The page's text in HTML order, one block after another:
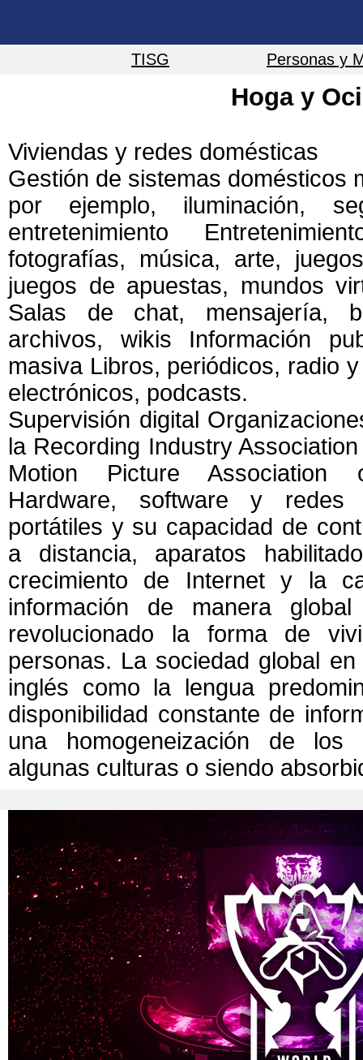
TISG Personas y
Hoga y
Viviendas y redes domésticas
Gestión de sistemas domésticos
por ejemplo, iluminación,
entretenimiento
fotografías, música, arte,
juegos de apuestas, mundos
Salas de chat, mensajería,
archivos, wikis Información
masiva Libros, periódicos, radio
electrónicos, podcasts.
Supervisión digital
la Recording Industry
Motion Picture Association
Hardware, software y redes
portátiles y su capacidad de
a distancia, aparatos
crecimiento de Internet y la
información de manera
revolucionado la forma de
personas. La sociedad global
inglés como la lengua
disponibilidad constante de
una homogeneización de los
algunas culturas o siendo